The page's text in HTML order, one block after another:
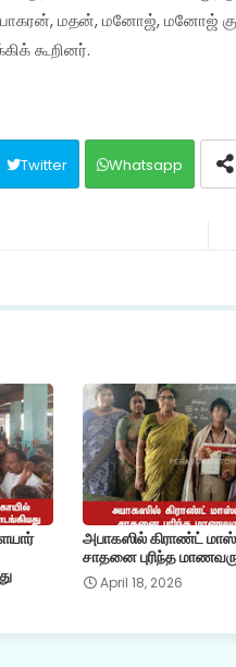
மதன், மனோஜ், மனோஜ்
கூறினர்.
Twitter Whatsapp
அபாகஸில் கிராண்ட்
சாதனை புரிந்த
April 18, 2026